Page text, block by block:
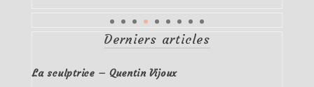
Derniers articles
La sculptrice – Quentin Vijoux